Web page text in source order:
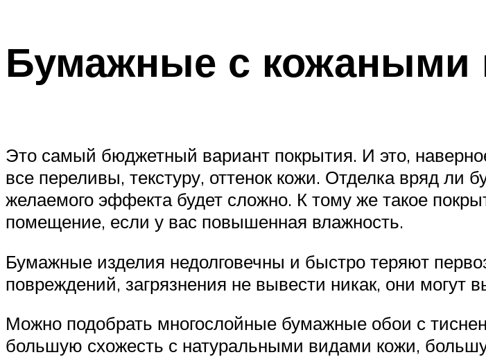
Бумажные с кожаными
Это самый бюджетный вариант покрытия. И это,
все переливы, текстуру, оттенок кожи. Отделка вряд ли
желаемого эффекта будет сложно. К тому же такое
помещение, если у вас повышенная влажность.
Бумажные изделия недолговечны и быстро теряют
повреждений, загрязнения не вывести никак, они могут
Можно подобрать многослойные бумажные обои с
большую схожесть с натуральными видами кожи,